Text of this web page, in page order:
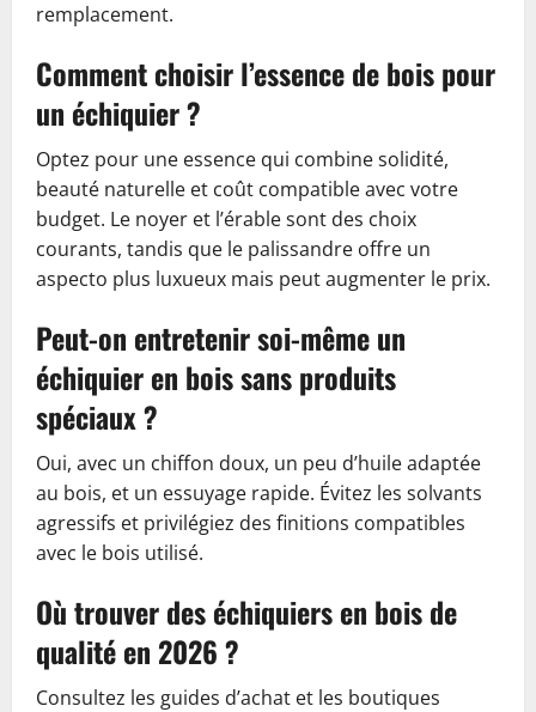
remplacement.
Comment choisir l’essence de bois pour
un échiquier ?
Optez pour une essence qui combine solidité,
beauté naturelle et coût compatible avec votre
budget. Le noyer et l’érable sont des choix
courants, tandis que le palissandre offre un
aspecto plus luxueux mais peut augmenter le prix.
Peut-on entretenir soi-même un
échiquier en bois sans produits
spéciaux ?
Oui, avec un chiffon doux, un peu d’huile adaptée
au bois, et un essuyage rapide. Évitez les solvants
agressifs et privilégiez des finitions compatibles
avec le bois utilisé.
Où trouver des échiquiers en bois de
qualité en 2026 ?
Consultez les guides d’achat et les boutiques